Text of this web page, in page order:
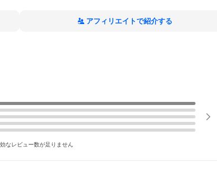
アフィリエイトで紹介する
なレビュー数が足りません